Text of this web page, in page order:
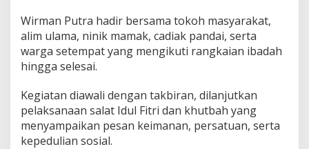
l
a
t
u
a
Wirman Putra hadir bersama tokoh masyarakat,
alim ulama, ninik mamak, cadiak pandai, serta
warga setempat yang mengikuti rangkaian ibadah
hingga selesai.
Kegiatan diawali dengan takbiran, dilanjutkan
pelaksanaan salat Idul Fitri dan khutbah yang
menyampaikan pesan keimanan, persatuan, serta
kepedulian sosial.